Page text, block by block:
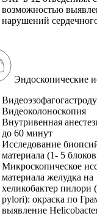
возможностью
нарушений
Эндоскопические
Видеоколоноскопия
Внутривенная
до 60 минут
Исследование
материала (1- 5
Микроскопическое
материала желудка на
хеликобактер пилори
pylori): окраска по
выявление